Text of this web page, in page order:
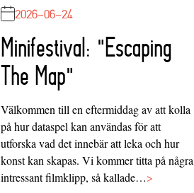
2026-06-24
Minifestival: "Escaping
The Map"
Välkommen till en eftermiddag av att kolla
på hur dataspel kan användas för att
utforska vad det innebär att leka och hur
konst kan skapas. Vi kommer titta på några
intressant filmklipp, så kallade…>